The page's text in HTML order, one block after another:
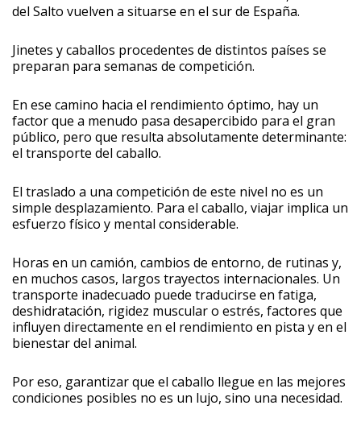
del Salto vuelven a situarse en el sur de España.
Jinetes y caballos procedentes de distintos países se
preparan para semanas de competición.
En ese camino hacia el rendimiento óptimo, hay un
factor que a menudo pasa desapercibido para el gran
público, pero que resulta absolutamente determinante:
el transporte del caballo.
El traslado a una competición de este nivel no es un
simple desplazamiento. Para el caballo, viajar implica un
esfuerzo físico y mental considerable.
Horas en un camión, cambios de entorno, de rutinas y,
en muchos casos, largos trayectos internacionales. Un
transporte inadecuado puede traducirse en fatiga,
deshidratación, rigidez muscular o estrés, factores que
influyen directamente en el rendimiento en pista y en el
bienestar del animal.
Por eso, garantizar que el caballo llegue en las mejores
condiciones posibles no es un lujo, sino una necesidad.